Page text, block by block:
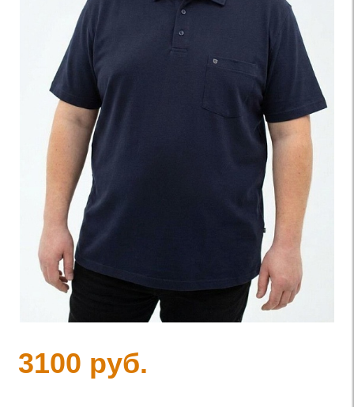
3100 руб.